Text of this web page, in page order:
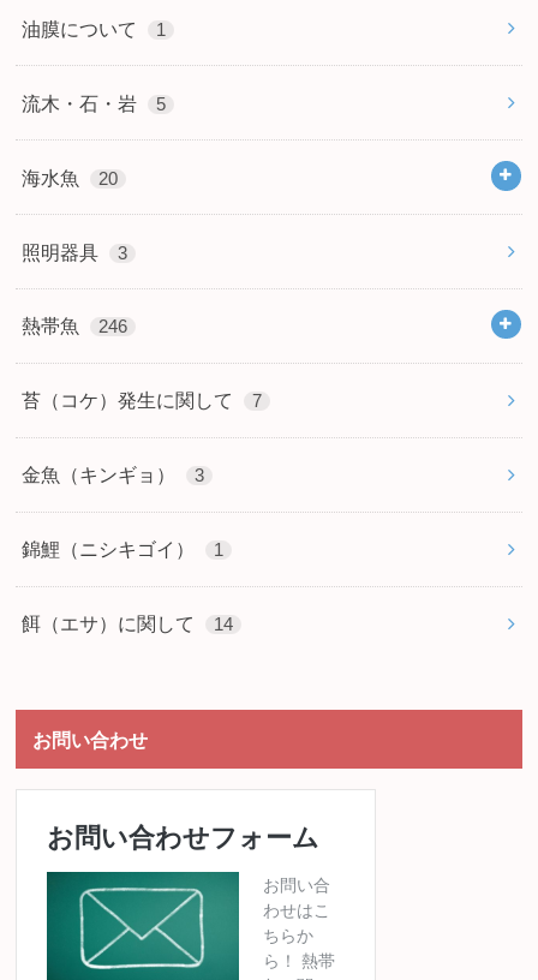
油膜について 1
流木・石・岩 5
海水魚 20
照明器具 3
熱帯魚 246
苔（コケ）発生に関して 7
金魚（キンギョ） 3
錦鯉（ニシキゴイ） 1
餌（エサ）に関して 14
お問い合わせ